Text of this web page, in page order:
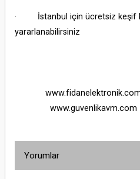
· İstanbul için ücretsiz keşif
yararlanabilirsiniz
www.guvenlikavm.com
Yorumlar